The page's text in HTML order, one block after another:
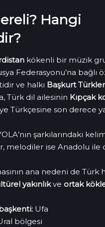
Hangi
kökenli bir müzik
Federasyonu’na bağlı
ve halkı Başkurt
Türk dil ailesinin Kıpçak
Türkçesine son derece
şarkılarındaki
melodiler ise Anadolu ile
ana nedeni de Türk
yakınlıkve ortak
Ufa
bölgesi